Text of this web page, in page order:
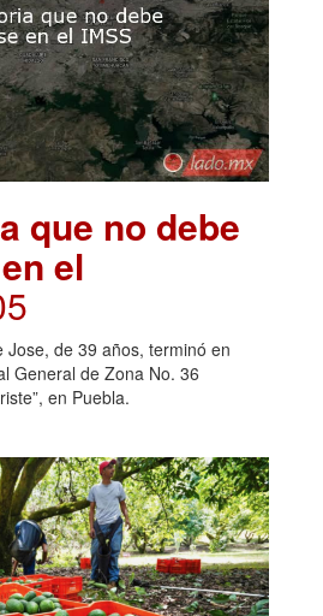
que no debe
el
Jose, de 39 años, terminó en
General de Zona No. 36
en Puebla.